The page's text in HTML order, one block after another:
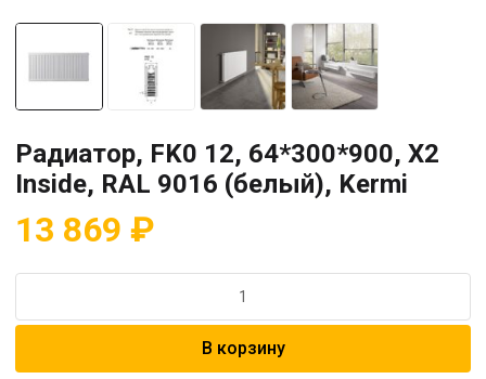
Радиатор, FK0 12, 64*300*900, X2
Inside, RAL 9016 (белый), Kermi
13 869 ₽
Радиатор,
В корзину